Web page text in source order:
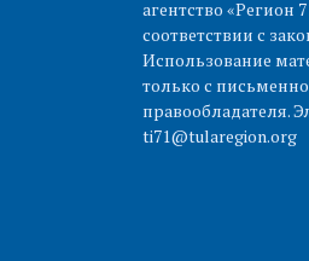
агентство «Регион
соответствии с
Использование
только с
правообладателя.
ti71@tularegion.org